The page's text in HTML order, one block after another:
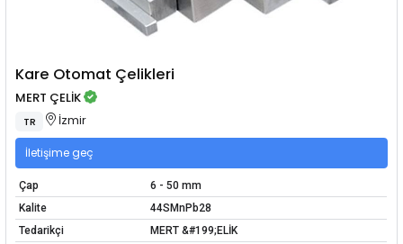
Kare Otomat Çelikleri
MERT ÇELİK
TR İzmir
İletişime geç
Çap
6 - 50 mm
Kalite
44SMnPb28
Tedarikçi
MERT &#199;ELİK